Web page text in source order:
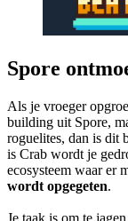
Spore
Als je vroeger
building uit Spore,
roguelites, dan is dit
is Crab wordt je
ecosysteem waar er
wordt opgegeten.
Je taak is om te